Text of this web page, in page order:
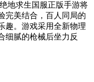
地求生国服正版手游将
完美结合，百人同局的
趣。游戏采用全新物理
细腻的枪械后坐力反